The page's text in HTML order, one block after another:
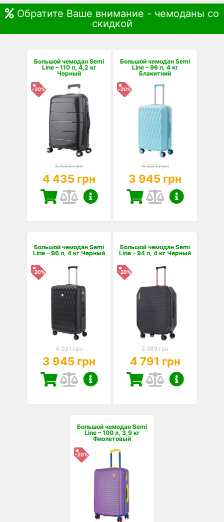
Обратите Ваше внимание - чемоданы со
скидкой
Большой чемодан Semi
Line – 110 л, 4,2 кг
Черный
-20%
5 544 грн
4 435 грн
Большой чемодан Semi
Line – 96 л, 4 кг
Блакитний
-20%
4 931 грн
3 945 грн
Большой чемодан Semi
Line – 96 л, 4 кг Черный
-20%
4 931 грн
3 945 грн
Большой чемодан Semi
Line – 94 л, 4 кг Черный
-20%
5 989 грн
4 791 грн
Большой чемодан Semi
Line – 100 л, 3,9 кг
Фиолетовый
-20%